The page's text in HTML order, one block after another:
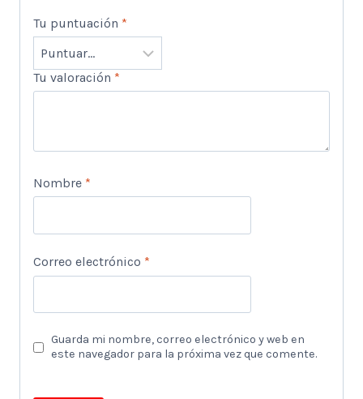
Tu puntuación *
Tu valoración *
Nombre *
Correo electrónico *
Guarda mi nombre, correo electrónico y web en
este navegador para la próxima vez que comente.